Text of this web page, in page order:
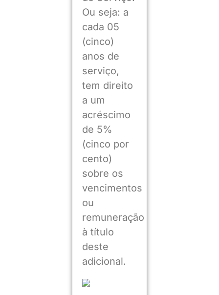
Ou seja: a
cada 05
(cinco)
anos de
serviço,
tem direito
a um
acréscimo
de 5%
(cinco por
cento)
sobre os
vencimentos
ou
remuneração
à título
deste
adicional.